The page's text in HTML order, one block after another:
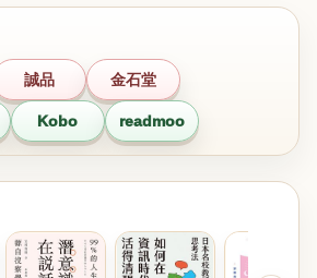
誠品 金石堂
Kobo readmoo